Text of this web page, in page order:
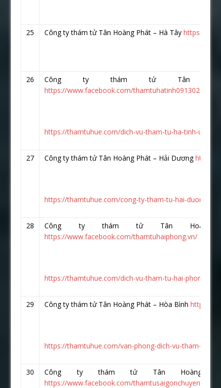
25 Công ty thám tử Tân Hoàng Phát – Hà Tâyhttps://
26
Công ty thám tử Tân
https://www.facebook.com/thamtuhatinh0913020026/
https://thamtuhue.com/dich-vu-tham-tu-ha-tinh-uy-tin-
27 Công ty thám tử Tân Hoàng Phát – Hải Dươnghttps://
https://thamtuhue.com/cong-ty-tham-tu-hai-duong-
28
Công ty thám tử Tân
https://www.facebook.com/thamtuhaiphong.vn/
https://thamtuhue.com/dich-vu-tham-tu-hai-phong-uy-
29 Công ty thám tử Tân Hoàng Phát – Hòa Bìnhhttps://
https://thamtuhue.com/van-phong-dich-vu-tham-tu-
30
Công ty thám tử Tân Hoàng
https://www.facebook.com/